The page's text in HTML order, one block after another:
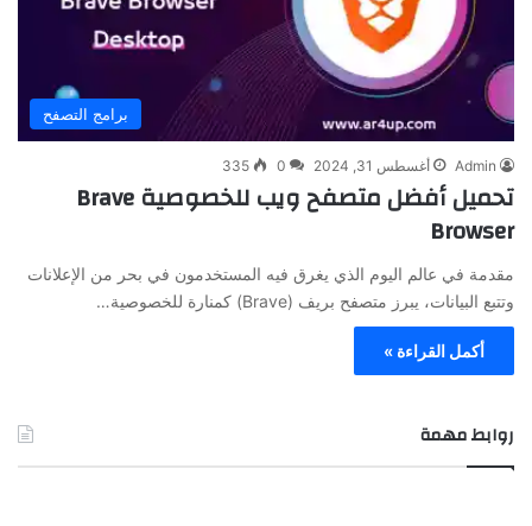
برامج التصفح
Admin أغسطس 31, 2024 0
335
تحميل أفضل متصفح ويب للخصوصية Brave
Browser
مقدمة في عالم اليوم الذي يغرق فيه المستخدمون في بحر من الإعلانات
وتتبع البيانات، يبرز متصفح بريف (Brave) كمنارة للخصوصية…
أكمل القراءة »
روابط مهمة